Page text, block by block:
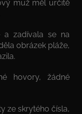
muž měl určitě
a zadívala se na
obrázek pláže,
hovory, žádné
ze skrytého čísla,